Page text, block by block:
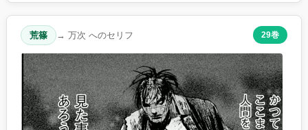
荒篠 → 万次 へのセリフ 29巻